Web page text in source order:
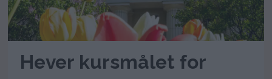
Hever kursmålet for